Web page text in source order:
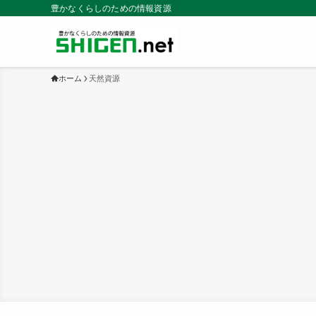
豊かなくらしのための情報資源
ホーム 天然資源